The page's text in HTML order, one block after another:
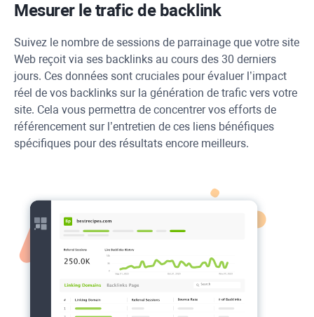
Mesurer le trafic de backlink
Suivez le nombre de sessions de parrainage que votre site
Web reçoit via ses backlinks au cours des 30 derniers
jours. Ces données sont cruciales pour évaluer l’impact
réel de vos backlinks sur la génération de trafic vers votre
site. Cela vous permettra de concentrer vos efforts de
référencement sur l’entretien de ces liens bénéfiques
spécifiques pour des résultats encore meilleurs.